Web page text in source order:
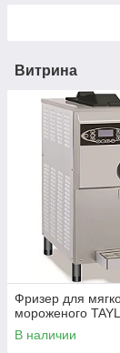
Витрина
Фризер для
мороженого
В наличии